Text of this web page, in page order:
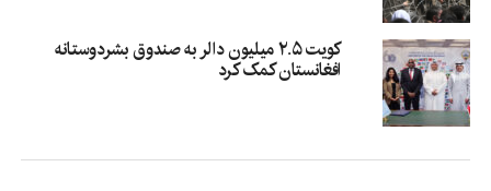
کویت ۲.۵ میلیون دالر به صندوق بشردوستانه
افغانستان کمک کرد